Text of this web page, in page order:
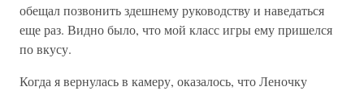
обещал позвонить здешнему руководству и наведаться
еще раз. Видно было, что мой класс игры ему пришелся
по вкусу.
Когда я вернулась в камеру, оказалось, что Леночку